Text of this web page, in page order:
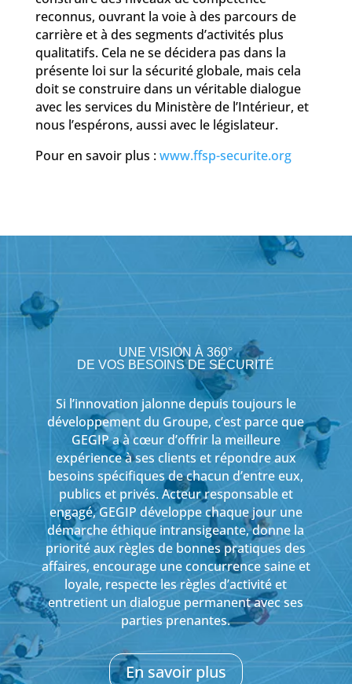
reconnus, ouvrant la voie à des parcours de
carrière et à des segments d’activités plus
qualitatifs. Cela ne se décidera pas dans la
présente loi sur la sécurité globale, mais cela
doit se construire dans un véritable dialogue
avec les services du Ministère de l’Intérieur, et
nous l’espérons, aussi avec le législateur.
Pour en savoir plus :www.ffsp-securite.org
UNE VISION À 360°
DE VOS BESOINS DE SÉCURITÉ
Si l’innovation jalonne depuis toujours le
développement du Groupe, c’est parce que
GEGIP a à cœur d’offrir la meilleure
expérience à ses clients et répondre aux
besoins spécifiques de chacun d’entre eux,
publics et privés. Acteur responsable et
engagé, GEGIP développe chaque jour une
démarche éthique intransigeante, donne la
priorité aux règles de bonnes pratiques des
affaires, encourage une concurrence saine et
loyale, respecte les règles d’activité et
entretient un dialogue permanent avec ses
parties prenantes.
En savoir plus